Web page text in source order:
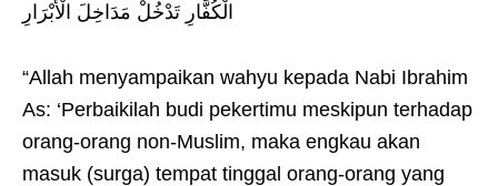
الْكُفَّارِ تَدْخُلْ مَدَاخِلَ الْأَبْرَارِ
“Allah menyampaikan wahyu kepada Nabi Ibrahim
As: ‘Perbaikilah budi pekertimu meskipun terhadap
orang-orang non-Muslim, maka engkau akan
masuk (surga) tempat tinggal orang-orang yang